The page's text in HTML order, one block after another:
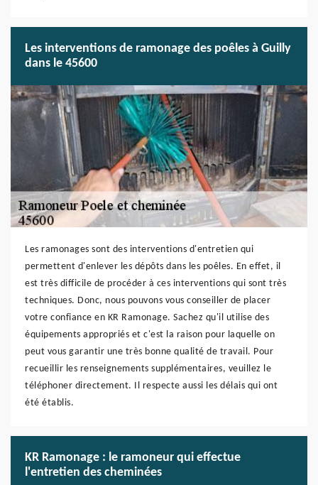
Les interventions de ramonage des poêles à Guilly
dans le 45600
Les ramonages sont des interventions d'entretien qui
permettent d'enlever les dépôts dans les poêles. En effet, il
est très difficile de procéder à ces interventions qui sont très
techniques. Donc, nous pouvons vous conseiller de placer
votre confiance en KR Ramonage. Sachez qu'il utilise des
équipements appropriés et c'est la raison pour laquelle on
peut vous garantir une très bonne qualité de travail. Pour
recueillir les renseignements supplémentaires, veuillez le
téléphoner directement. Il respecte aussi les délais qui ont
été établis.
KR Ramonage : le ramoneur qui effectue
l'entretien des cheminées